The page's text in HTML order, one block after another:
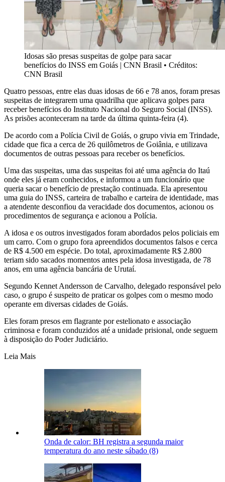
Idosas são presas suspeitas de golpe para sacar
benefícios do INSS em Goiás | CNN Brasil • Créditos:
CNN Brasil
Quatro pessoas, entre elas duas idosas de 66 e 78 anos, foram presas
suspeitas de integrarem uma quadrilha que aplicava golpes para
receber benefícios do Instituto Nacional do Seguro Social (INSS).
As prisões aconteceram na tarde da última quinta-feira (4).
De acordo com a Polícia Civil de Goiás, o grupo vivia em Trindade,
cidade que fica a cerca de 26 quilômetros de Goiânia, e utilizava
documentos de outras pessoas para receber os benefícios.
Uma das suspeitas, uma das suspeitas foi até uma agência do Itaú
onde eles já eram conhecidos, e informou a um funcionário que
queria sacar o benefício de prestação continuada. Ela apresentou
uma guia do INSS, carteira de trabalho e carteira de identidade, mas
a atendente desconfiou da veracidade dos documentos, acionou os
procedimentos de segurança e acionou a Polícia.
A idosa e os outros investigados foram abordados pelos policiais em
um carro. Com o grupo fora apreendidos documentos falsos e cerca
de R$ 4.500 em espécie. Do total, aproximadamente R$ 2.800
teriam sido sacados momentos antes pela idosa investigada, de 78
anos, em uma agência bancária de Urutaí.
Segundo Kennet Andersson de Carvalho, delegado responsável pelo
caso, o grupo é suspeito de praticar os golpes com o mesmo modo
operante em diversas cidades de Goiás.
Eles foram presos em flagrante por estelionato e associação
criminosa e foram conduzidos até a unidade prisional, onde seguem
à disposição do Poder Judiciário.
Leia Mais
Onda de calor: BH registra a segunda maior
temperatura do ano neste sábado (8)